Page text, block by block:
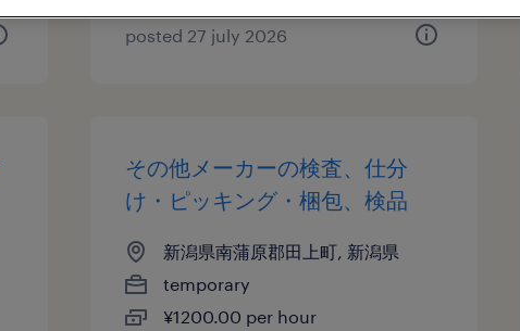
posted 27 july 2026
その他メーカーの検査、仕分
け・ピッキング・梱包、検品
新潟県南蒲原郡田上町, 新潟県
temporary
¥1200.00 per hour